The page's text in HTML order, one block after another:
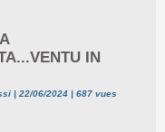
IN
| 22/06/2024 | 687 vues